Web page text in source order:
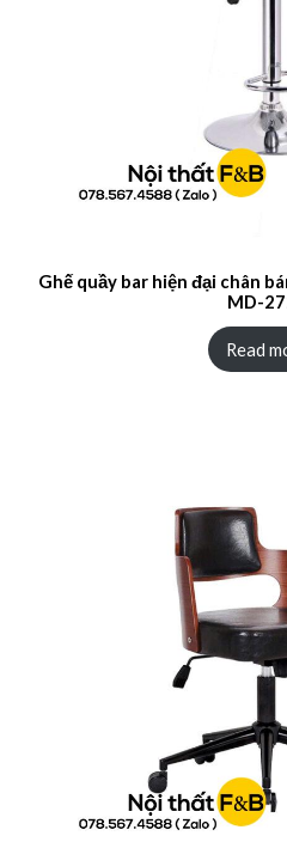
Ghế quầy bar hiện đại chân
MD-
Read